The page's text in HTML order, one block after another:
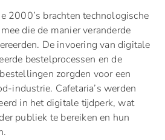
2000’s brachten technologische
die de manier veranderde
De invoering van digitale
bestelprocessen en de
zorgden voor een
industrie. Cafetaria’s werden
in het digitale tijdperk, wat
publiek te bereiken en hun